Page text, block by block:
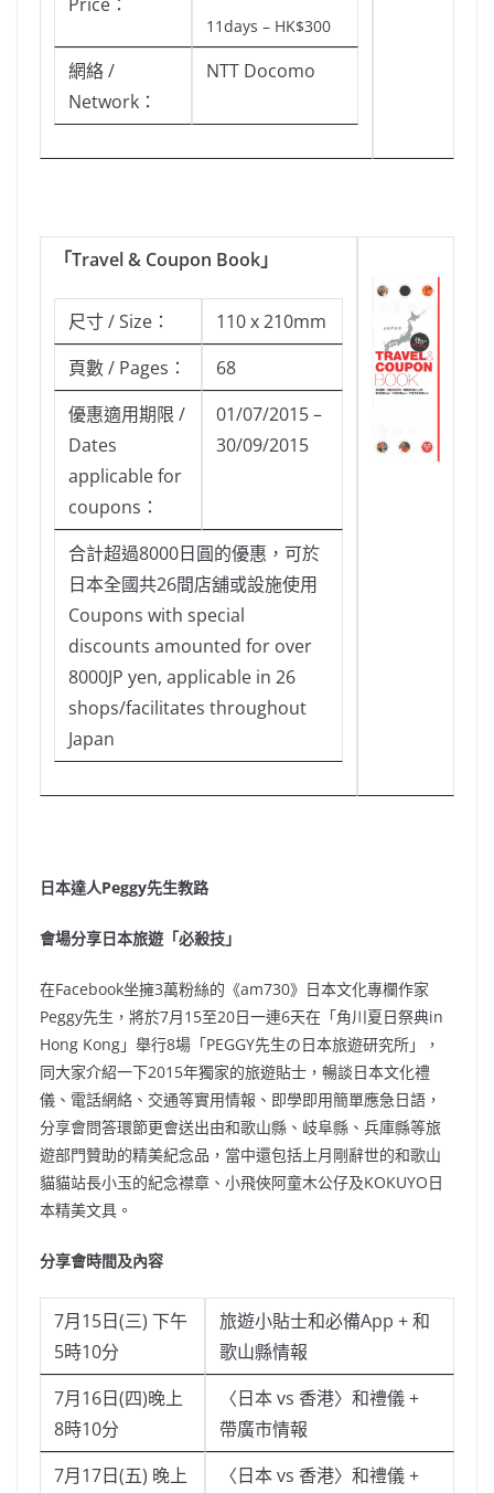
11days – HK$300
網絡 /
Network：
NTT Docomo
「Travel & Coupon Book」
尺寸 / Size：
110 x 210mm
頁數 / Pages：
68
優惠適用期限 /
Dates
applicable for
coupons：
01/07/2015 –
30/09/2015
合計超過8000日圓的優惠，可於
日本全國共26間店舖或設施使用
Coupons with special
discounts amounted for over
8000JP yen, applicable in 26
shops/facilitates throughout
Japan
日本達人Peggy先生教路
會場分享日本旅遊「必殺技」
在Facebook坐擁3萬粉絲的《am730》日本文化專欄作家
Peggy先生，將於7月15至20日一連6天在「角川夏日祭典in
Hong Kong」舉行8場「PEGGY先生の日本旅遊研究所」，
同大家介紹一下2015年獨家的旅遊貼士，暢談日本文化禮
儀、電話網絡、交通等實用情報、即學即用簡單應急日語，
分享會問答環節更會送出由和歌山縣、岐阜縣、兵庫縣等旅
遊部門贊助的精美紀念品，當中還包括上月剛辭世的和歌山
貓貓站長小玉的紀念襟章、小飛俠阿童木公仔及KOKUYO日
本精美文具。
分享會時間及內容
7月15日(三) 下午
5時10分
旅遊小貼士和必備App + 和
歌山縣情報
7月16日(四)晚上
8時10分
〈日本 vs 香港〉和禮儀 +
帶廣市情報
7月17日(五) 晚上
〈日本 vs 香港〉和禮儀 +